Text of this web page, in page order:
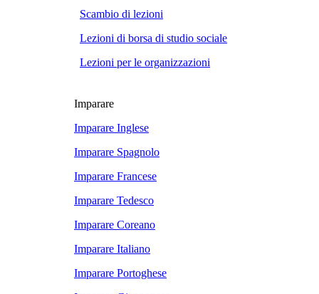
Scambio di lezioni
Lezioni di borsa di studio sociale
Lezioni per le organizzazioni
Imparare
Imparare Inglese
Imparare Spagnolo
Imparare Francese
Imparare Tedesco
Imparare Coreano
Imparare Italiano
Imparare Portoghese